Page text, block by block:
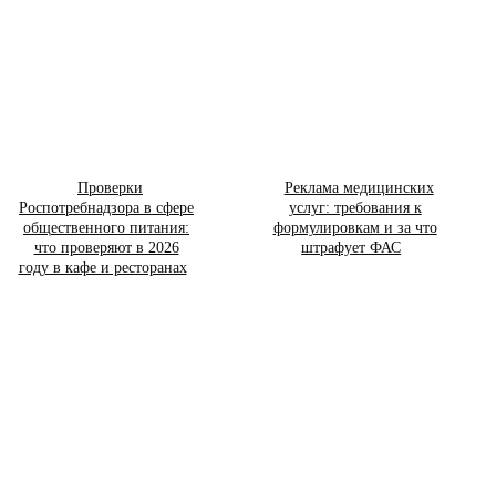
Проверки
Роспотребнадзора в сфере
общественного питания:
что проверяют в 2026
году в кафе и ресторанах
Реклама медицинских
услуг: требования к
формулировкам и за что
штрафует ФАС